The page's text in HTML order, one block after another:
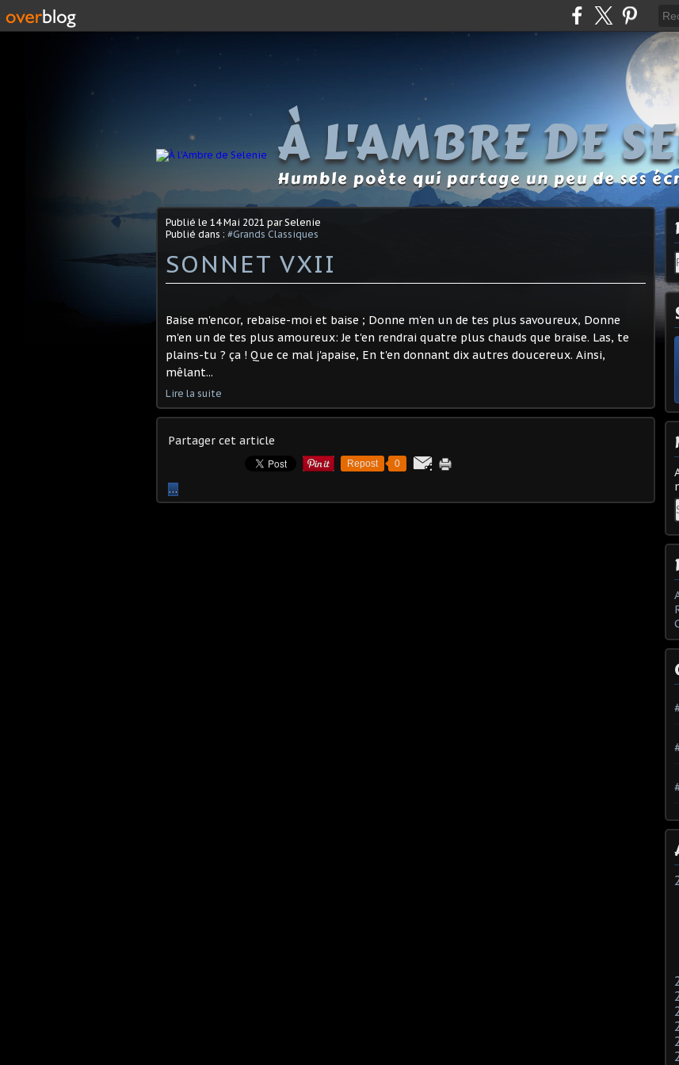
À L'AMBRE DE
Humble poète qui partage un peu de ses
Publié le 14 Mai 2021 par Selenie
Publié dans : #Grands Classiques
SONNET VXII
Baise m'encor, rebaise-moi et baise ; Donne m'en un de tes plus savoureux, Donne
m'en un de tes plus amoureux: Je t'en rendrai quatre plus chauds que braise. Las, te
plains-tu ? ça ! Que ce mal j'apaise, En t'en donnant dix autres doucereux. Ainsi,
mêlant...
Lire la suite
Partager cet article
Repost 0
…